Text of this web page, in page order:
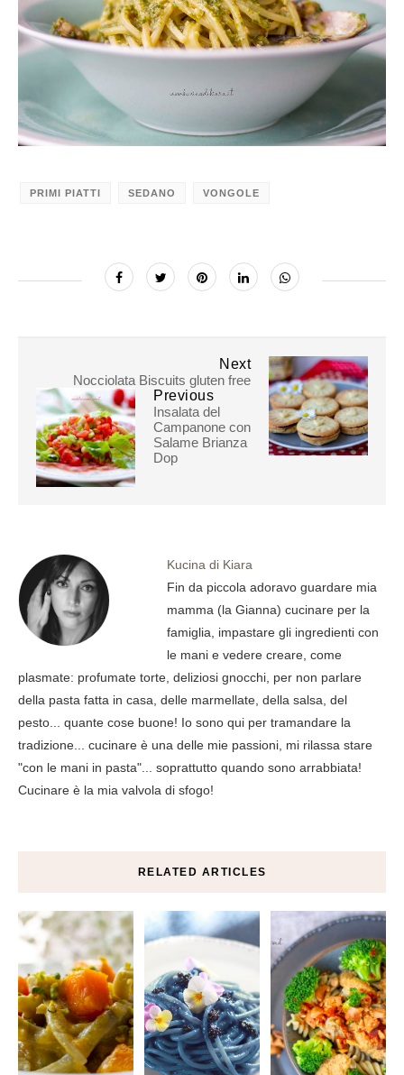
PRIMI PIATTI SEDANO VONGOLE
Next
Nocciolata Biscuits gluten free
Previous
Insalata del
Campanone con
Salame Brianza
Dop
Kucina di Kiara
Fin da piccola adoravo guardare mia
mamma (la Gianna) cucinare per la
famiglia, impastare gli ingredienti con
le mani e vedere creare, come
plasmate: profumate torte, deliziosi gnocchi, per non parlare
della pasta fatta in casa, delle marmellate, della salsa, del
pesto... quante cose buone! Io sono qui per tramandare la
tradizione... cucinare è una delle mie passioni, mi rilassa stare
"con le mani in pasta"... soprattutto quando sono arrabbiata!
Cucinare è la mia valvola di sfogo!
RELATED ARTICLES